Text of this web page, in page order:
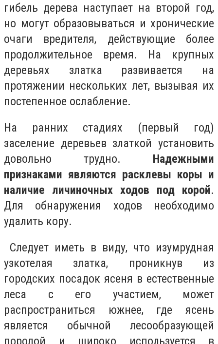
гибель дерева наступает на второй год,
но могут образовываться и хронические
очаги вредителя, действующие более
продолжительное время. На крупных
деревьях златка развивается на
протяжении нескольких лет, вызывая их
постепенное ослабление.
На ранних стадиях (первый год)
заселение деревьев златкой установить
довольно трудно. Надежными
признаками являются расклевы коры и
наличие личиночных ходов под корой.
Для обнаружения ходов необходимо
удалить кору.
Следует иметь в виду, что изумрудная
узкотелая златка, проникнув из
городских посадок ясеня в естественные
леса с его участием, может
распространиться южнее, где ясень
является обычной лесообразующей
породой и широко используется в